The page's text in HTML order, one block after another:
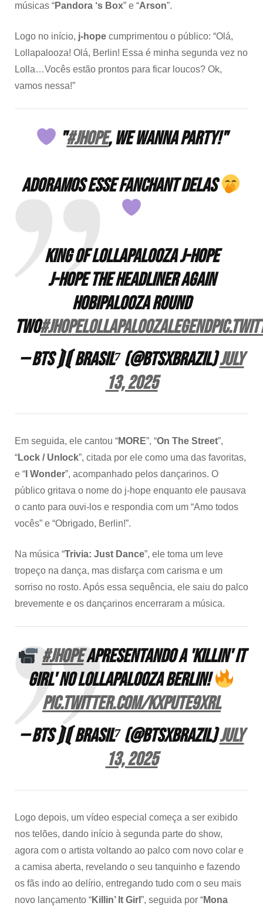
músicas “Pandora ‘s Box” e “Arson”.
Logo no início, j-hope cumprimentou o público: “Olá,
Lollapalooza! Olá, Berlin! Essa é minha segunda vez no
Lolla…Vocês estão prontos para ficar loucos? Ok,
vamos nessa!”
"#JHOPE, WE WANNA PARTY!"
Adoramos esse fanchant delas
KING OF LOLLAPALOOZA J-HOPE
J-HOPE THE HEADLINER AGAIN
HOBIPALOOZA ROUND
TWO#jhopeLollapaloozaLegend
— BTS ⟭⟬ BRASIL⁷ (@BTSxBRAZIL)July
13, 2025
Em seguida, ele cantou “MORE”, “On The Street”,
“Lock / Unlock”, citada por ele como uma das favoritas,
e “ I Wonder”, acompanhado pelos dançarinos. O
público gritava o nome do j-hope enquanto ele pausava
o canto para ouvi-los e respondia com um “Amo todos
vocês” e “Obrigado, Berlin!”.
Na música “Trivia: Just Dance”, ele toma um leve
tropeço na dança, mas disfarça com carisma e um
sorriso no rosto. Após essa sequência, ele saiu do palco
brevemente e os dançarinos encerraram a música.
#JHOPEapresentando a 'Killin' It
Girl' no Lollapalooza Berlin!
pic.twitter.com/kXPUTE9xrL
— BTS ⟭⟬ BRASIL⁷ (@BTSxBRAZIL)July
13, 2025
Logo depois, um vídeo especial começa a ser exibido
nos telões, dando início à segunda parte do show,
agora com o artista voltando ao palco com novo colar e
a camisa aberta, revelando o seu tanquinho e fazendo
os fãs indo ao delírio, entregando tudo com o seu mais
novo lançamento “Killin’ It Girl ”, seguida por “Mona